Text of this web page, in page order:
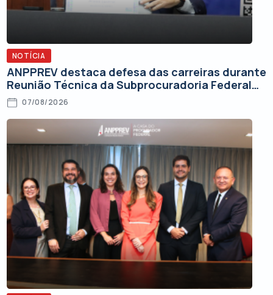
NOTÍCIA
ANPPREV destaca defesa das carreiras durante
Reunião Técnica da Subprocuradoria Federal
de Contencioso
07/08/2026